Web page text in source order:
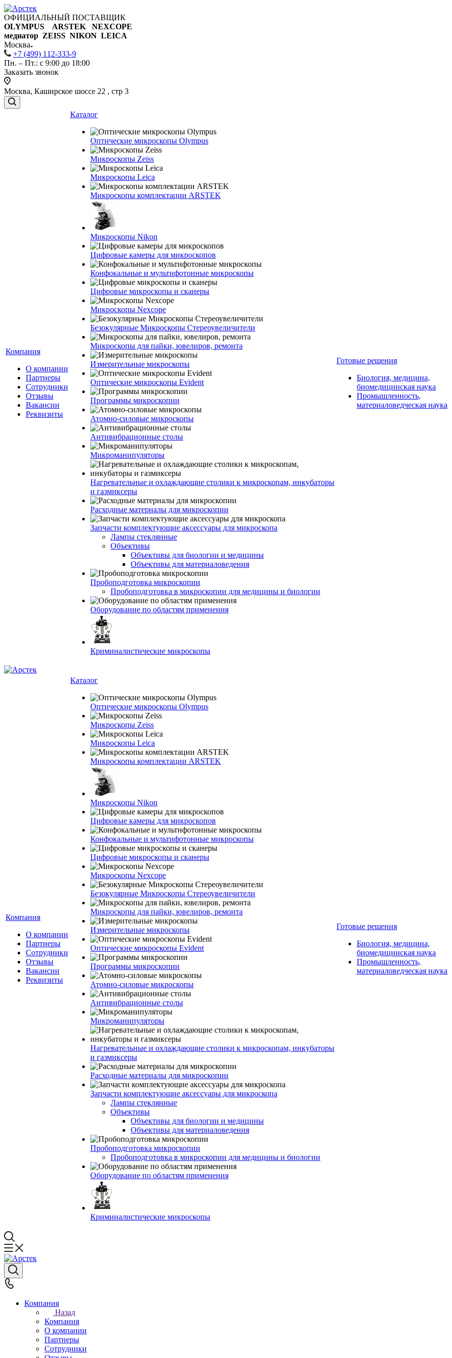
ОФИЦИАЛЬНЫЙ ПОСТАВЩИК
OLYMPUS ARSTEK NEXCOPE
медиатор ZEISS NIKON LEICA
Москва
+7 (499) 112-333-9
Пн. – Пт.: с 9:00 до 18:00
Заказать звонок
Москва, Каширское шоссе 22 , стр 3
Компания
О компании
Партнеры
Сотрудники
Отзывы
Вакансии
Реквизиты
Каталог
Оптические микроскопы Olympus
Микроскопы Zeiss
Микроскопы Leica
Микроскопы комплектации ARSTEK
Микроскопы Nikon
Цифровые камеры для микроскопов
Конфокальные и мультифотонные микроскопы
Цифровые микроскопы и сканеры
Микроскопы Nexcope
Безокулярные Микроскопы Стереоувеличители
Микроскопы для пайки, ювелиров, ремонта
Измерительные микроскопы
Оптические микроскопы Evident
Программы микроскопии
Атомно-силовые микроскопы
Антивибрационные столы
Микроманипуляторы
Нагревательные и охлаждающие столики к микроскопам, инкубаторы
и газмиксеры
Расходные материалы для микроскопии
Запчасти комплектующие аксессуары для микроскопа
Лампы стеклянные
Объективы
Объективы для биологии и медицины
Объективы для материаловедения
Пробоподготовка микроскопии
Пробоподготовка в микроскопии для медицины и биологии
Оборудование по областям применения
Криминалистические микроскопы
Готовые решения
Биология, медицина,
биомедицинская наука
Промышленность,
материаловедческая наука
Компания
О компании
Партнеры
Сотрудники
Отзывы
Вакансии
Реквизиты
Каталог
Оптические микроскопы Olympus
Микроскопы Zeiss
Микроскопы Leica
Микроскопы комплектации ARSTEK
Микроскопы Nikon
Цифровые камеры для микроскопов
Конфокальные и мультифотонные микроскопы
Цифровые микроскопы и сканеры
Микроскопы Nexcope
Безокулярные Микроскопы Стереоувеличители
Микроскопы для пайки, ювелиров, ремонта
Измерительные микроскопы
Оптические микроскопы Evident
Программы микроскопии
Атомно-силовые микроскопы
Антивибрационные столы
Микроманипуляторы
Нагревательные и охлаждающие столики к микроскопам, инкубаторы
и газмиксеры
Расходные материалы для микроскопии
Запчасти комплектующие аксессуары для микроскопа
Лампы стеклянные
Объективы
Объективы для биологии и медицины
Объективы для материаловедения
Пробоподготовка микроскопии
Пробоподготовка в микроскопии для медицины и биологии
Оборудование по областям применения
Криминалистические микроскопы
Готовые решения
Биология, медицина,
биомедицинская наука
Промышленность,
материаловедческая наука
Компания
Назад
Компания
О компании
Партнеры
Сотрудники